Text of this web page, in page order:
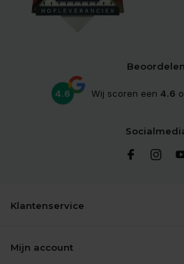
Beoordelen
4.6 Wij scoren een 4.6
Klantenservice
Mijn account